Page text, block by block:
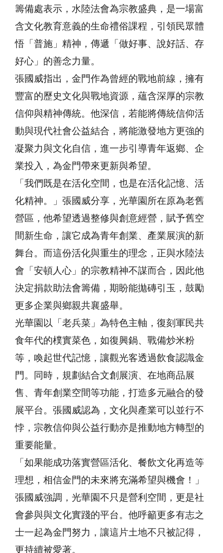
籌備處表示，水陸法會為宗教盛典，是一場富
含文化教育意義的生命禮俗課程，引領民眾體
悟「普施」精神，傳遞「做好事、說好話、存
好心」的善念力量。
張國威指出，金門作為曾經的戰地前線，擁有
豐富的歷史文化與戰地資源，蘊含深厚的宗教
信仰與精神傳統。他深信，若能將傳統信仰活
動與現代社會公益結合，將能激發地方更強的
凝聚力與文化自信，進一步引導青年返鄉、企
業投入，為金門帶來更新與希望。
「我們既是在活化空間，也是在活化記憶、活
化精神。」張國威分享，光華園所在原為老舊
營區，他希望透過整修與創意經營，賦予舊空
間新生命，讓它成為青年創業、產業展演的新
舞台。而這份活化與重生的理念，正與水陸法
會「安頓人心」的宗教精神不謀而合，因此他
決定捐款助法會籌備，期盼能拋磚引玉，鼓勵
更多企業與鄉親共襄盛舉。
光華園以「老兵菜」為特色主軸，復刻軍民共
食年代的樸實菜色，如復興鍋、戰備炒米粉
等，喚起世代記憶，讓觀光客透過飲食認識金
門。同時，規劃結合文創展演、在地商品展
售、青年創業空間等功能，打造多元融合的發
展平台。張國威認為，文化與產業可以並行不
悖，宗教信仰與公益行動亦是推動地方轉型的
重要能量。
「如果能成功落實營區活化、餐飲文化再造等
理想，相信金門的未來將充滿希望與機會！」
張國威強調，光華園不只是營利空間，更是社
會參與與文化實踐的平台。他呼籲更多有志之
士一起為金門努力，讓這片土地不只被記得，
更持續被愛著。